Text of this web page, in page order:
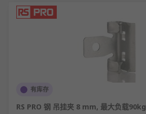
有库存
RS PRO 钢 吊挂夹 8 mm, 最大负载90kg